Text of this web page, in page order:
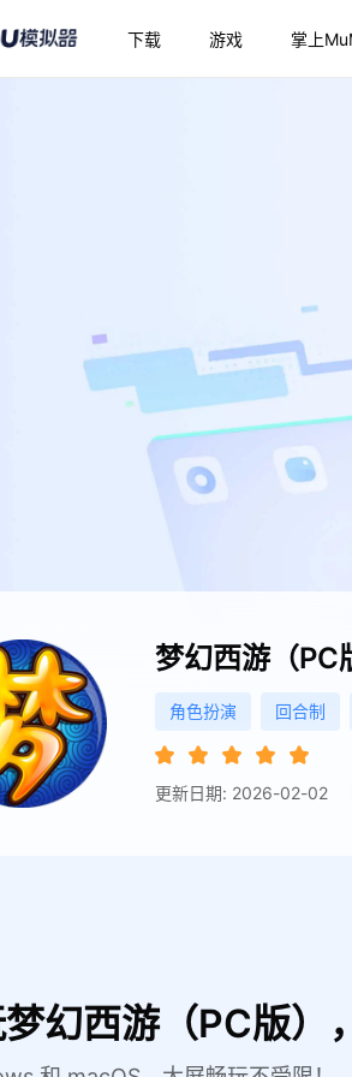
下载 游戏 掌上
梦幻西游（PC
角色扮演 回合制
更新日期: 2026-02-02
梦幻西游（PC版）